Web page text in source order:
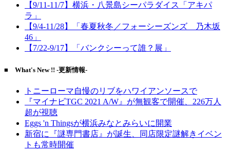
【9/11-11/7】横浜・八景島シーパラダイス「アキパ
ラ」
【9/4-11/28】「春夏秋冬／フォーシーズンズ 乃木坂
46」
【7/22-9/17】「バンクシーって誰？展」
■ What's New !! -更新情報-
トニーローマ自慢のリブをハワイアンソースで
『マイナビTGC 2021 A/W』が無観客で開催、226万人
超が視聴
Eggs 'n Thingsが横浜みなとみらいに開業
新宿に『謎専門書店』が誕生、同店限定謎解きイベン
トも常時開催